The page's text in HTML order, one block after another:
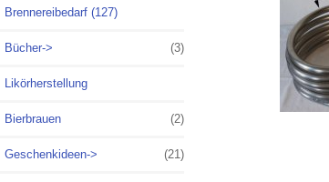
Brennereibedarf (127)
Bücher-> (3)
Likörherstellung
Bierbrauen (2)
Geschenkideen-> (21)